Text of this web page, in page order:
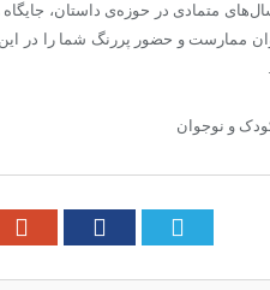
متمادی در حوزه‌ی داستان، جایگاه
ممارست و حضور پررنگ شما را در
و نوجوان
Twitter
Facebook